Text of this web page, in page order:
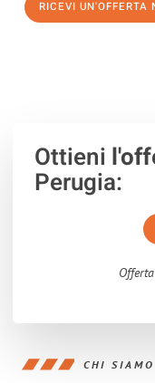
RICEVI UN'OFFERTA
Ottieni
Perugia:
Offerta
CHI SIAMO